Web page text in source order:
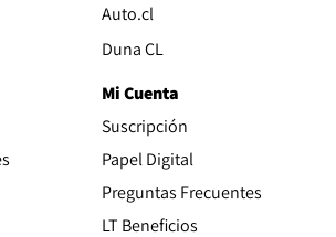
Auto.clOpens in new window
Duna CLOpens in new window
in new window
Mi Cuenta
Suscripción
Papel DigitalOpens in new
Preguntas Frecuentes
LT Beneficios